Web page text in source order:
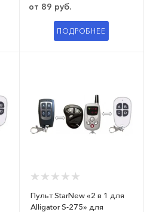
от 89 руб.
ПОДРОБНЕЕ
Пульт StarNew «2 в 1 для
Alligator S-275» для